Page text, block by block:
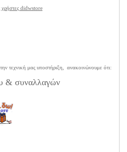
χρήστες didwstore
τεχνική μας υποστήριξη, ανακοινώνουμε ότι:
& συναλλαγών